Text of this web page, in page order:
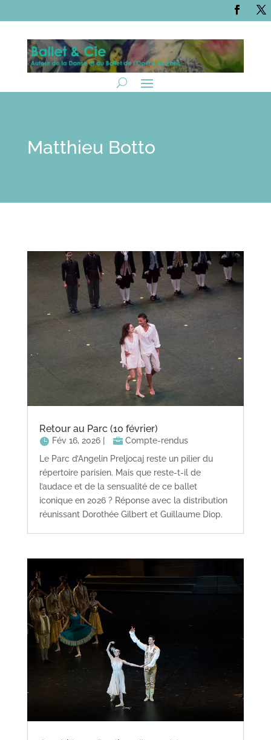
Matthieu Botto
Retour au Parc (10 février)
Fév 16, 2026|
Compte-rendus
Le Parc d’Angelin Preljocaj reste un pilier du
répertoire parisien. Mais que reste-t-il de
l’audace et de la sensualité de ce ballet
iconique en 2026 ? Réponse avec la distribution
réunissant Dorothée Gilbert et Guillaume Diop.